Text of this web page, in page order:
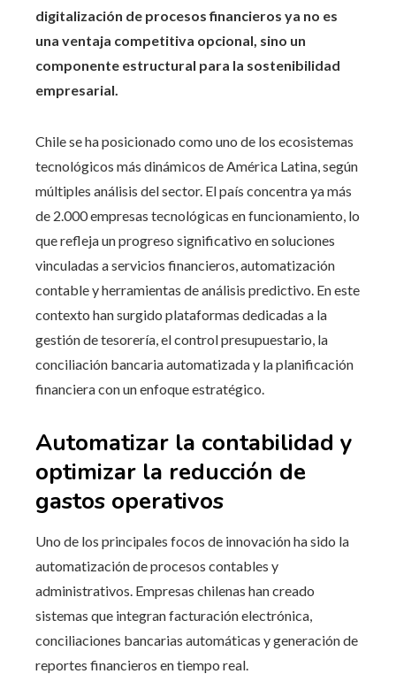
digitalización de procesos financieros ya no es
una ventaja competitiva opcional, sino un
componente estructural para la sostenibilidad
empresarial.
Chile se ha posicionado como uno de los ecosistemas
tecnológicos más dinámicos de América Latina, según
múltiples análisis del sector. El país concentra ya más
de 2.000 empresas tecnológicas en funcionamiento, lo
que refleja un progreso significativo en soluciones
vinculadas a servicios financieros, automatización
contable y herramientas de análisis predictivo. En este
contexto han surgido plataformas dedicadas a la
gestión de tesorería, el control presupuestario, la
conciliación bancaria automatizada y la planificación
financiera con un enfoque estratégico.
Automatizar la contabilidad y
optimizar la reducción de
gastos operativos
Uno de los principales focos de innovación ha sido la
automatización de procesos contables y
administrativos. Empresas chilenas han creado
sistemas que integran facturación electrónica,
conciliaciones bancarias automáticas y generación de
reportes financieros en tiempo real.